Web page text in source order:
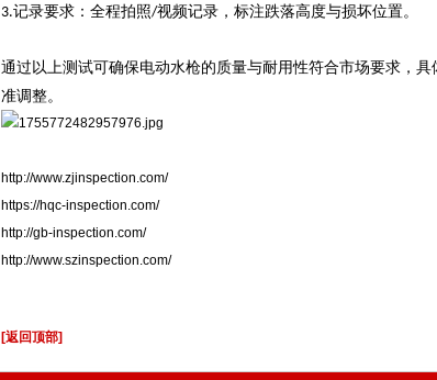
3.记录要求：全程拍照/视频记录，标注跌落高度与损坏位置。
通过以上测试可确保电动水枪的质量与耐用性符合市场要求，
准调整。
http://www.zjinspection.com/
https://hqc-inspection.com/
http://gb-inspection.com/
http://www.szinspection.com/
[返回顶部]